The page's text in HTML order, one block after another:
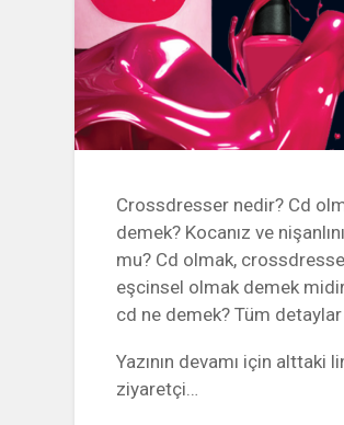
Crossdresser nedir? Cd
demek? Kocanız ve
mu? Cd olmak,
eşcinsel olmak demek
cd ne demek? Tüm detaylar
Yazının devamı için alttaki
ziyaretçi…